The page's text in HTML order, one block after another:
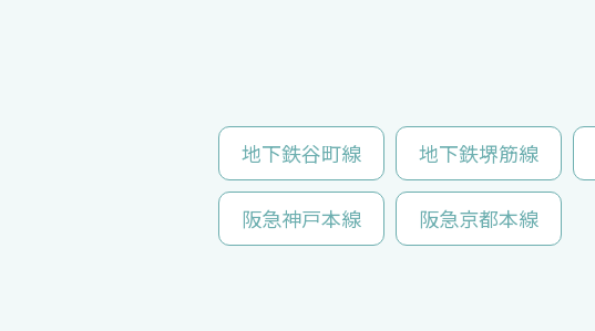
地下鉄谷町線 地下鉄堺筋線
阪急神戸本線 阪急京都本線